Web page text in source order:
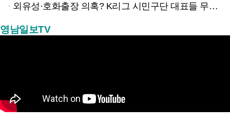
외유성·호화출장 의혹? K리그 시민구단 대표들 무더기 고발당해
영남일보TV